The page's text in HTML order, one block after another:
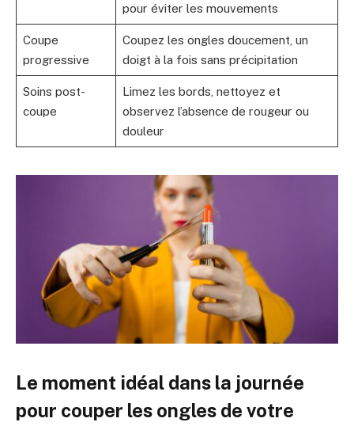
pour éviter les mouvements
Coupe
progressive
Coupez les ongles doucement, un
doigt à la fois sans précipitation
Soins post-
coupe
Limez les bords, nettoyez et
observez l’absence de rougeur ou
douleur
Le moment idéal dans la journée
pour couper les ongles de votre